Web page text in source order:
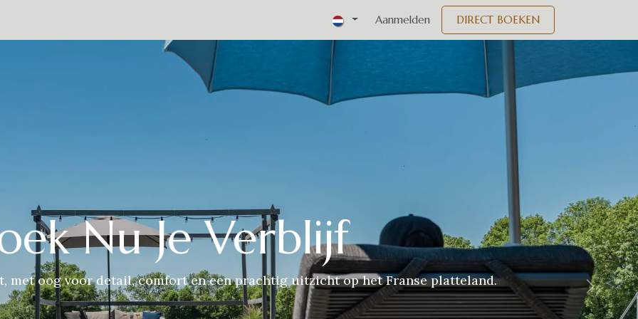
Evenementen Aanmelden DIRECT BOEKEN
Nu Je Verblijf
met oog voor detail, comfort en een prachtig uitzicht op het Franse platteland.